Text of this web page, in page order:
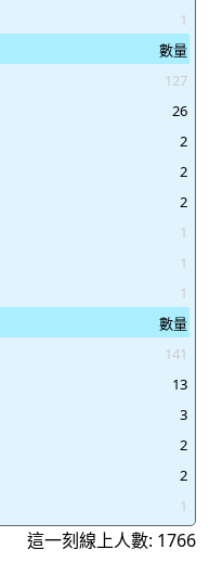
1
數量
127
26
2
2
2
1
1
1
數量
141
13
3
2
2
1
這一刻線上人數: 1766